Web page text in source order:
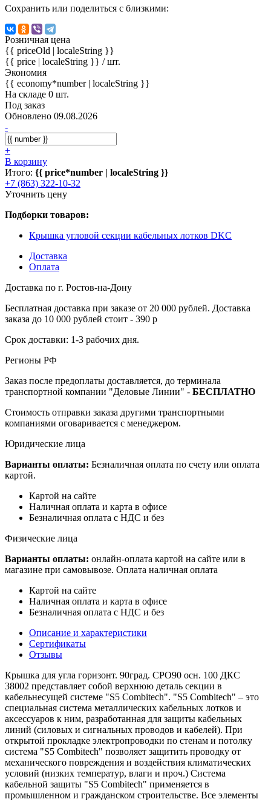
Сохранить или поделиться с близкими:
Розничная цена
{{ priceOld | localeString }}
{{ price | localeString }} / шт.
Экономия
{{ economy*number | localeString }}
На складе 0 шт.
Под заказ
Обновлено 09.08.2026
-
+
В корзину
Итого: {{ price*number | localeString }}
+7 (863) 322-10-32
Уточнить цену
Подборки товаров:
Крышка угловой секции кабельных лотков DKC
Доставка
Оплата
Доставка по г. Ростов-на-Дону
Бесплатная доставка при заказе от 20 000 рублей. Доставка
заказа до 10 000 рублей стоит - 390 р
Срок доставки: 1-3 рабочих дня.
Регионы РФ
Заказ после предоплаты доставляется, до терминала
транспортной компании "Деловые Линии" - БЕСПЛАТНО
Стоимость отправки заказа другими транспортными
компаниями оговаривается с менеджером.
Юридические лица
Варианты оплаты: Безналичная оплата по счету или оплата
картой.
Картой на сайте
Наличная оплата и карта в офисе
Безналичная оплата с НДС и без
Физические лица
Варианты оплаты: онлайн-оплата картой на сайте или в
магазине при самовывозе. Оплата наличная оплата
Картой на сайте
Наличная оплата и карта в офисе
Безналичная оплата с НДС и без
Описание и характеристики
Сертификаты
Отзывы
Крышка для угла горизонт. 90град. CPO90 осн. 100 ДКС
38002 представляет собой верхнюю деталь секции в
кабельнесущей системе "S5 Combitech". "S5 Combitech" – это
специальная система металлических кабельных лотков и
аксессуаров к ним, разработанная для защиты кабельных
линий (силовых и сигнальных проводов и кабелей). При
открытой прокладке электропроводки по стенам и потолку
система "S5 Combitech" позволяет защитить проводку от
механического повреждения и воздействия климатических
условий (низких температур, влаги и проч.) Система
кабельной защиты "S5 Combitech" применяется в
промышленном и гражданском строительстве. Все элементы